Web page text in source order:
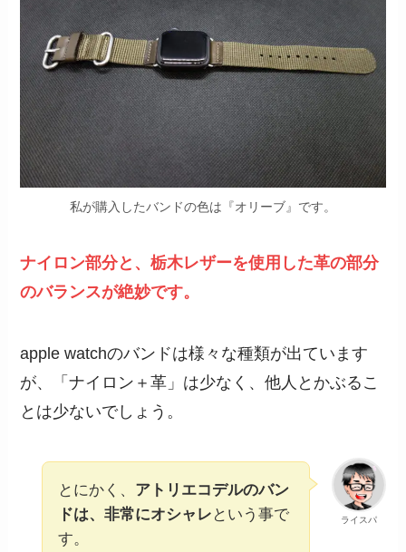
私が購入したバンドの色は『オリーブ』です。
ナイロン部分と、栃木レザーを使用した革の部分
のバランスが絶妙です。
apple watchのバンドは様々な種類が出ています
が、「ナイロン＋革」は少なく、他人とかぶるこ
とは少ないでしょう。
ライスパ
とにかく、 アトリエコデルのバン
ドは、非常にオシャレ という事で
す。